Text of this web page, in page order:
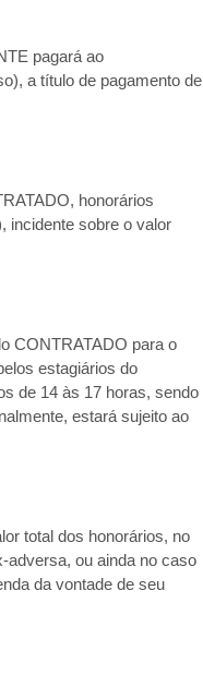
pagará ao
a título de pagamento de
honorários
incidente sobre o valor
CONTRATADO para o
estagiários do
de 14 às 17 horas, sendo
estará sujeito ao
total dos honorários, no
adversa, ou ainda no caso
da vontade de seu